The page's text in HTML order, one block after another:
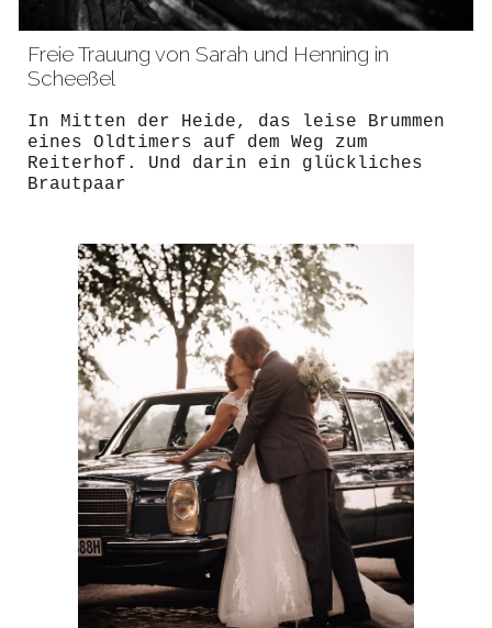
Freie Trauung von Sarah und Henning in
Scheeßel
In Mitten der Heide, das leise Brummen
eines Oldtimers auf dem Weg zum
Reiterhof. Und darin ein glückliches
Brautpaar